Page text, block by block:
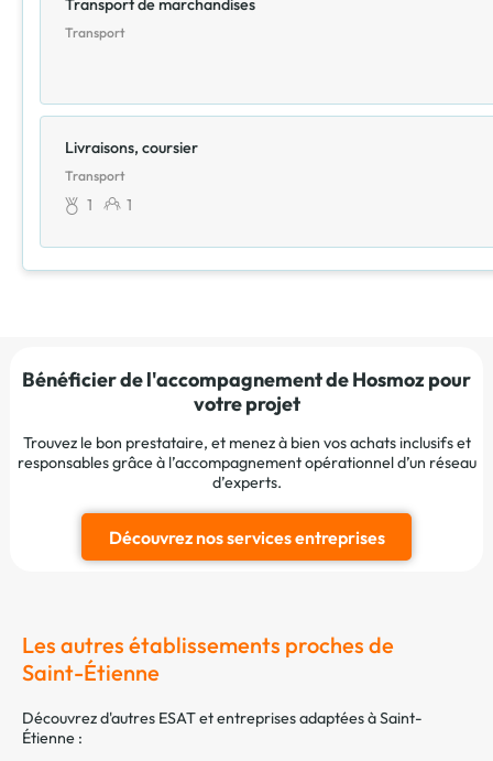
Transport de marchandises
Transport
Livraisons, coursier
Transport
1 1
Bénéficier de l'accompagnement de Hosmoz pour
votre projet
Trouvez le bon prestataire, et menez à bien vos achats inclusifs et
responsables grâce à l’accompagnement opérationnel d’un réseau
d’experts.
Découvrez nos services entreprises
Les autres établissements proches de
Saint-Étienne
Découvrez d'autres ESAT et entreprises adaptées à Saint-
Étienne :